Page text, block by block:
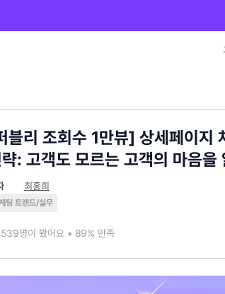
블리 조회수 1만뷰] 상세페이지
: 고객도 모르는 고객의 마음을
최홍희
팅 트렌드/실무
명이 봤어요 • 89% 만족